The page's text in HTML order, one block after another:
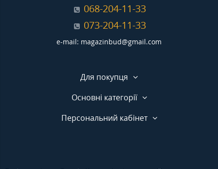
068-204-11-33
073-204-11-33
e-mail: magazinbud@gmail.com
Для покупця
Основні категорії
Персональний кабінет